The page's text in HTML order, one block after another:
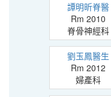
譚明昕脊醫
Rm 2010
脊骨神經科
劉玉鳳醫生
Rm 2012
婦產科